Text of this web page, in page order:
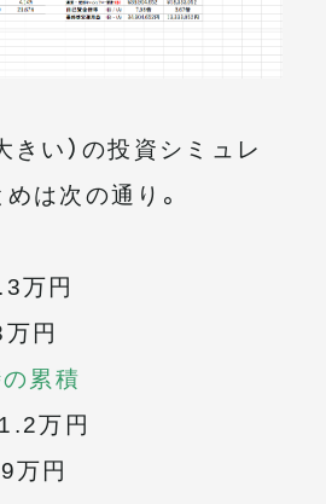
きい）の投資シミュレ
は次の通り。
万円
円
累積
万円
万円